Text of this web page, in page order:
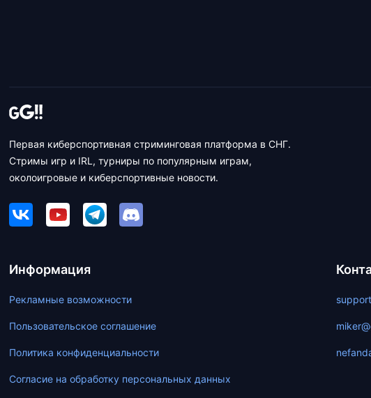
Первая киберспортивная стриминговая платформа в СНГ.
Стримы игр и IRL, турниры по популярным играм,
околоигровые и киберспортивные новости.
Информация
Рекламные возможности
Пользовательское соглашение
Политика конфиденциальности
Согласие на обработку персональных данных